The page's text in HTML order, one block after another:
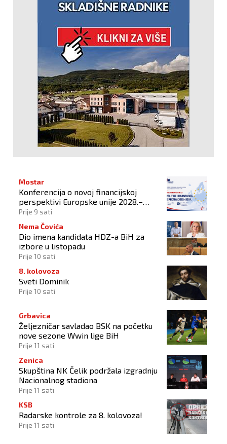
Mostar
Konferencija o novoj financijskoj
perspektivi Europske unije 2028.–
2034.
Prije 9 sati
Nema Čovića
Dio imena kandidata HDZ-a BiH za
izbore u listopadu
Prije 10 sati
8. kolovoza
Sveti Dominik
Prije 10 sati
Grbavica
Željezničar savladao BSK na početku
nove sezone Wwin lige BiH
Prije 11 sati
Zenica
Skupština NK Čelik podržala izgradnju
Nacionalnog stadiona
Prije 11 sati
KSB
Radarske kontrole za 8. kolovoza!
Prije 11 sati